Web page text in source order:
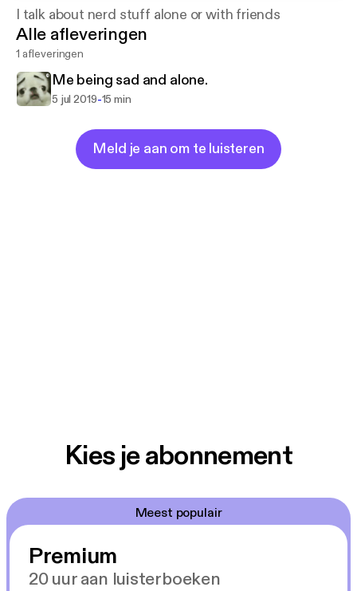
I talk about nerd stuff alone or with friends
Alle afleveringen
1 afleveringen
Me being sad and alone.
5 jul 2019-15 min
Meld je aan om te luisteren
Kies je abonnement
Meest populair
Premium
20 uur aan luisterboeken